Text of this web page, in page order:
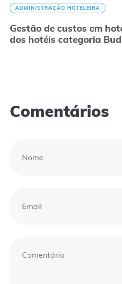
ADMINISTRAÇÃO HOTELEIRA
Gestão de custos em
dos hotéis categoria
Comentários